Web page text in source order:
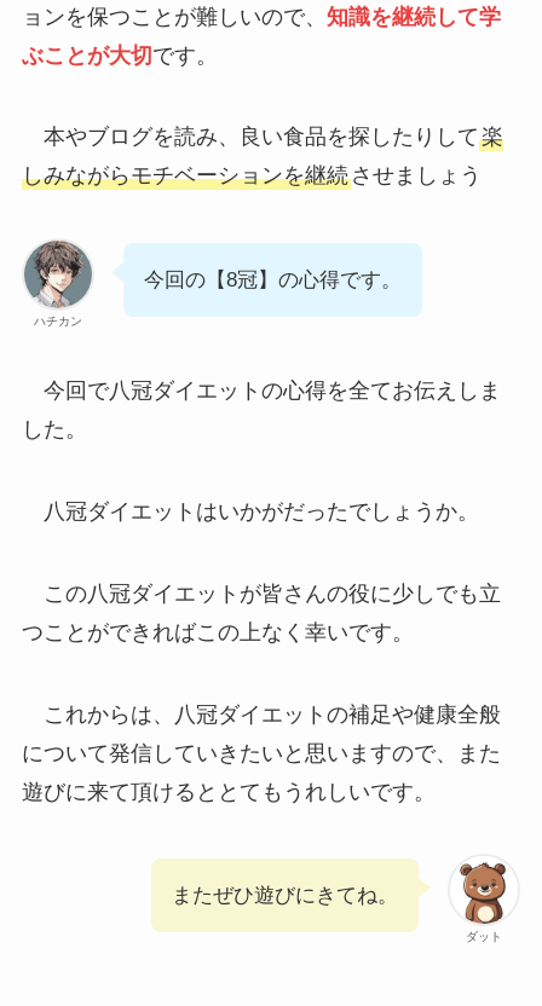
ョンを保つことが難しいので、 知識を継続して学
ぶことが大切です。
本やブログを読み、良い食品を探したりして楽
しみながらモチベーションを継続させましょう
ハチカン
今回の【8冠】の心得です。
今回で八冠ダイエットの心得を全てお伝えしま
した。
八冠ダイエットはいかがだったでしょうか。
この八冠ダイエットが皆さんの役に少しでも立
つことができればこの上なく幸いです。
これからは、八冠ダイエットの補足や健康全般
について発信していきたいと思いますので、また
遊びに来て頂けるととてもうれしいです。
ダット
またぜひ遊びにきてね。